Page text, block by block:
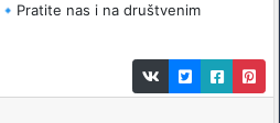
nas i na društvenim